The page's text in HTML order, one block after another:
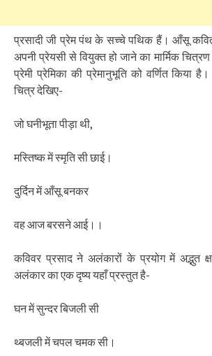
प्रसादी जी प्रेम पंथ के सच्चे पथिक हैं। आँसू कवित
अपनी प्रेयसी से वियुक्त हो जाने का मार्मिक
प्रेमी प्रेमिका की प्रेमानुभूति को वर्णित किया
चित्र देखिए-
जो घनीभूता पीड़ा थी,
मस्तिष्क में स्मृति सी छाई।
दुर्दिन में आँसू बनकर
वह आज बरसने आई।।
कविवर प्रसाद ने अलंकारों के प्रयोग में अद्भुत
अलंकार का एक दृष्य यहाँ प्रस्तुत है-
घन में सुन्दर बिजली सी
थ्बजली में चपल चमक सी।